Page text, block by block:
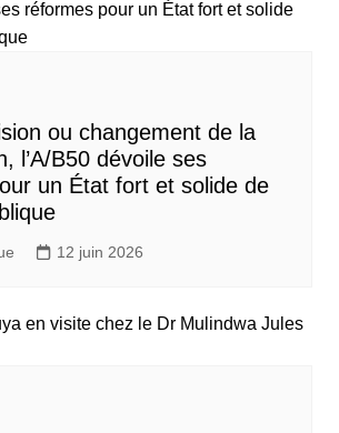
ou changement de la
l’A/B50 dévoile ses
un État fort et solide de
12 juin 2026